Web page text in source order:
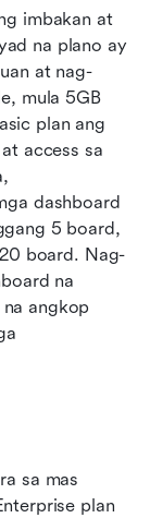
imbakan at
na plano ay
at nag-
mula 5GB
plan ang
access sa
dashboard
5 board,
board. Nag-
na
angkop
sa mas
plan